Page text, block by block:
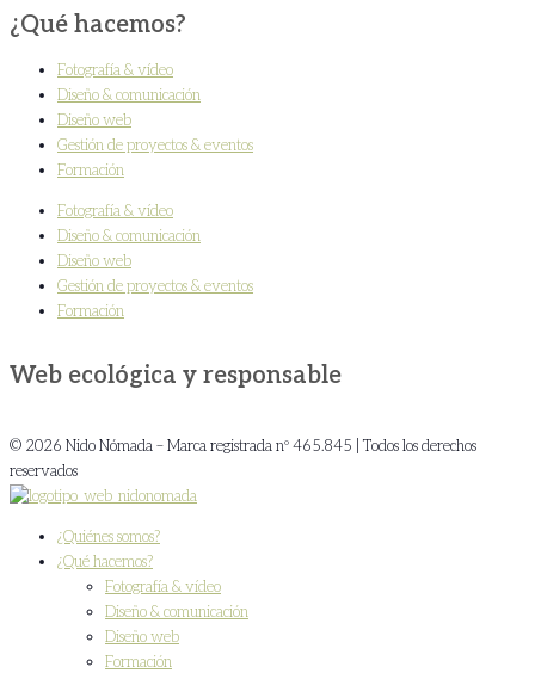
¿Qué hacemos?
Fotografía & vídeo
Diseño & comunicación
Diseño web
Gestión de proyectos & eventos
Formación
Fotografía & vídeo
Diseño & comunicación
Diseño web
Gestión de proyectos & eventos
Formación
Web ecológica y responsable
© 2026 Nido Nómada – Marca registrada nº 465.845 | Todos los derechos
reservados
¿Quiénes somos?
¿Qué hacemos?
Fotografía & vídeo
Diseño & comunicación
Diseño web
Formación